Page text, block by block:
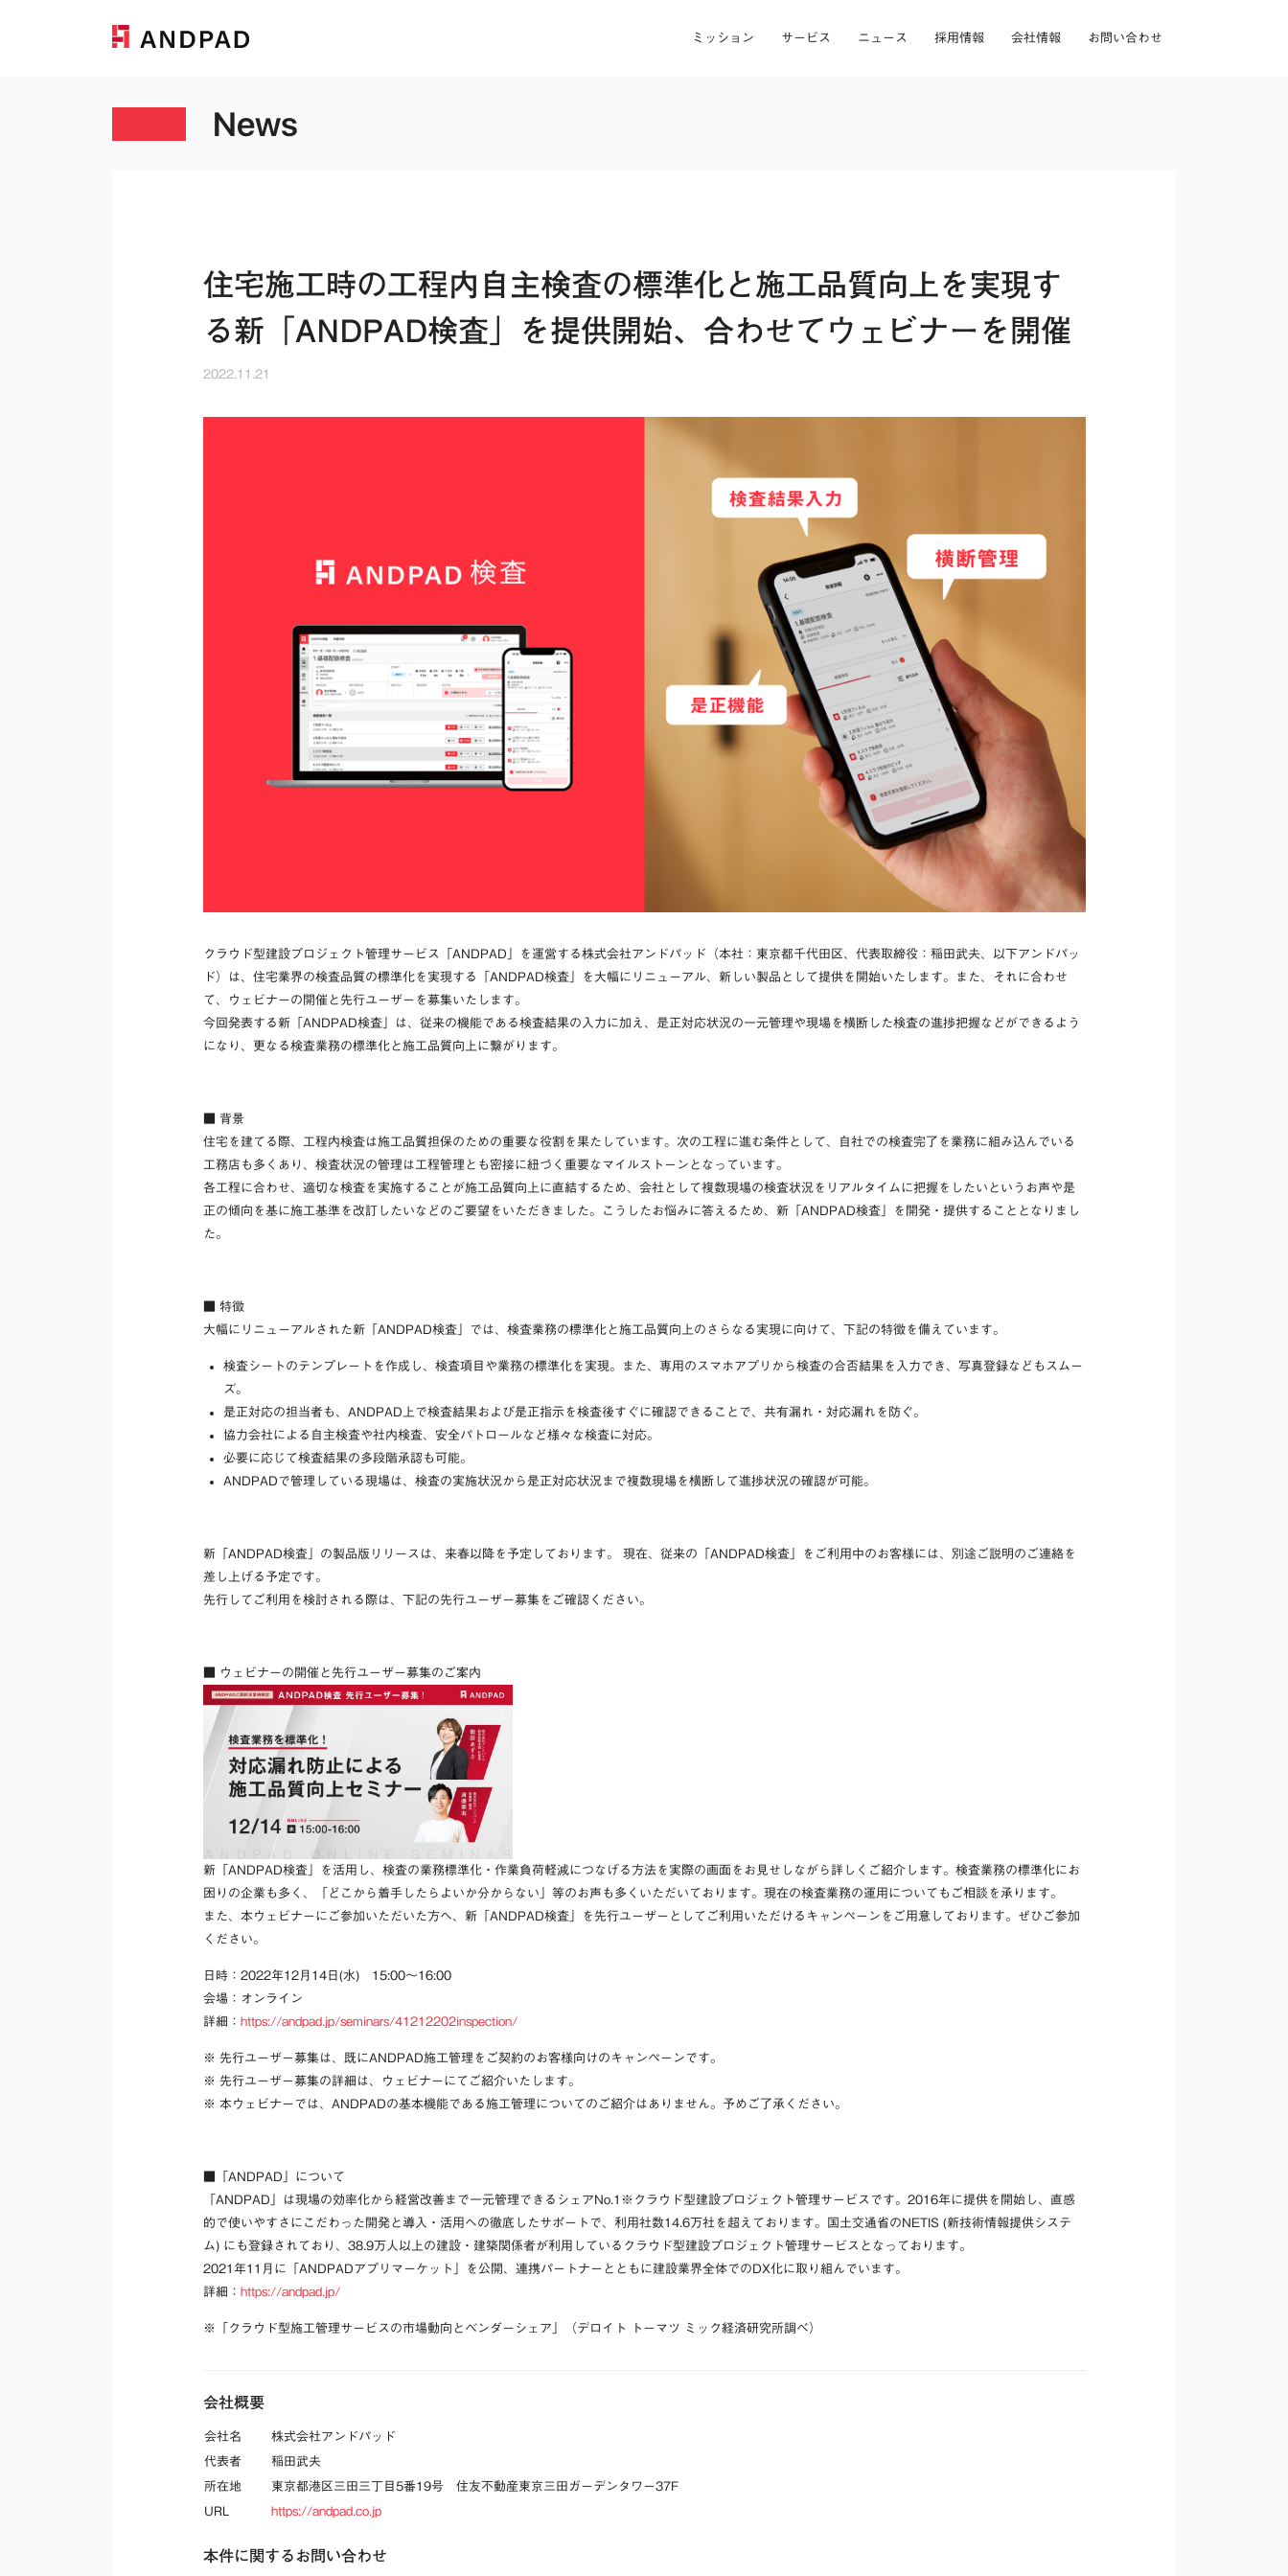
ミッション サービス ニュース 採用情報 会社情報 お問い合わせ
News
住宅施工時の工程内自主検査の標準化と施工品質向上を実現す
る新「ANDPAD検査」を提供開始、合わせてウェビナーを開催
2022.11.21
クラウド型建設プロジェクト管理サービス「ANDPAD」を運営する株式会社アンドパッド（本社：東京都千代田区、代表取締役：稲田武夫、以下アンドパッ
ド）は、住宅業界の検査品質の標準化を実現する「ANDPAD検査」を大幅にリニューアル、新しい製品として提供を開始いたします。また、それに合わせ
て、ウェビナーの開催と先行ユーザーを募集いたします。
今回発表する新「ANDPAD検査」は、従来の機能である検査結果の入力に加え、是正対応状況の一元管理や現場を横断した検査の進捗把握などができるよう
になり、更なる検査業務の標準化と施工品質向上に繋がります。
■ 背景
住宅を建てる際、工程内検査は施工品質担保のための重要な役割を果たしています。次の工程に進む条件として、自社での検査完了を業務に組み込んでいる
工務店も多くあり、検査状況の管理は工程管理とも密接に紐づく重要なマイルストーンとなっています。
各工程に合わせ、適切な検査を実施することが施工品質向上に直結するため、会社として複数現場の検査状況をリアルタイムに把握をしたいというお声や是
正の傾向を基に施工基準を改訂したいなどのご要望をいただきました。こうしたお悩みに答えるため、新「ANDPAD検査」を開発・提供することとなりまし
た。
■ 特徴
大幅にリニューアルされた新「ANDPAD検査」では、 検査業務の標準化と施工品質向上 のさらなる実現に向けて、下記の特徴を備えています。
検査シートのテンプレートを作成し、検査項目や業務の標準化を実現。また、専用のスマホアプリから検査の合否結果を入力でき、写真登録などもスムー
ズ。
是正対応の担当者も、ANDPAD上で検査結果および是正指示を検査後すぐに確認できることで、共有漏れ・対応漏れを防ぐ。
協力会社による自主検査や社内検査、安全パトロールなど様々な検査に対応。
必要に応じて検査結果の多段階承認も可能。
ANDPADで管理している現場は、検査の実施状況から是正対応状況まで複数現場を横断して進捗状況の確認が可能。
新「ANDPAD検査」の製品版リリースは、来春以降を予定しております。
現在、従来の「ANDPAD検査」をご利用中のお客様には、別途ご説明のご連絡を
差し上げる予定です。
先行してご利用を検討される際は、下記の先行ユーザー募集をご確認ください。
■ ウェビナーの開催と先行ユーザー募集のご案内
新「ANDPAD検査」を活用し、検査の業務標準化・作業負荷軽減につなげる方法を実際の画面をお見せしながら詳しくご紹介します。 検査業務の標準化にお
困りの企業も多く、「どこから着手したらよいか分からない」等のお声も多くいただいております。現在の検査業務の運用についてもご相談を承ります。
また、本ウェビナーにご参加いただいた方へ、新「ANDPAD検査」を先行ユーザーとしてご利用いただけるキャンペーンをご用意しております。ぜひご参加
ください。
日時：2022年12月14日(水) 15:00～16:00
会場：オンライン
詳細： https://andpad.jp/seminars/41212202inspection/
※ 先行ユーザー募集は、既にANDPAD施工管理をご契約のお客様向けのキャンペーンです。
※ 先行ユーザー募集の詳細は、ウェビナーにてご紹介いたします。
※ 本ウェビナーでは、ANDPADの基本機能である施工管理についてのご紹介はありません。予めご了承ください。
■「ANDPAD」について
「ANDPAD」は現場の効率化から経営改善まで一元管理できるシェアNo.1※ クラウド型建設プロジェクト管理サービスです。2016年に提供を開始し、直感
的で使いやすさにこだわった開発と導入・活用への徹底したサポートで、利用社数14.6万社を超えております。国土交通省のNETIS (新技術情報提供システ
ム) にも登録されており、38.9万人以上の建設・建築関係者が利用しているクラウド型建設プロジェクト管理サービスとなっております。
2021年11月に「ANDPADアプリマーケット」を公開、連携パートナーとともに建設業界全体でのDX化に取り組んでいます。
詳細： https://andpad.jp/
※「クラウド型施工管理サービスの市場動向とベンダーシェア」（デロイト トーマツ ミック経済研究所調べ）
会社概要
会社名
株式会社アンドパッド
代表者
稲田武夫
所在地
東京都港区三田三丁目5番19号 住友不動産東京三田ガーデンタワー37F
URL
https://andpad.co.jp
本件に関するお問い合わせ